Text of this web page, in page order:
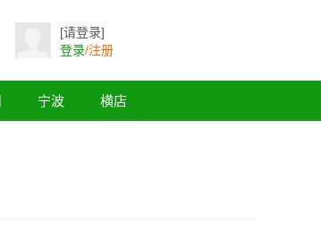
[请登录]
登录/注册
宁波 横店